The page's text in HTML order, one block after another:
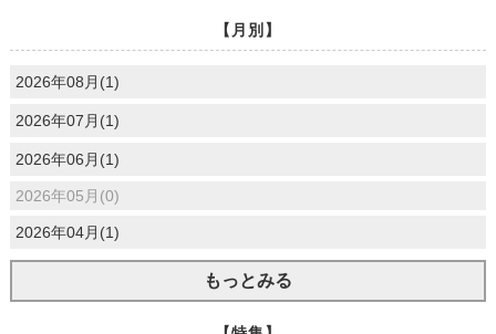
【月別】
2026年08月(1)
2026年07月(1)
2026年06月(1)
2026年05月(0)
2026年04月(1)
もっとみる